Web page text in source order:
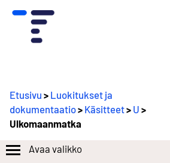
Etusivu > Luokitukset ja
dokumentaatio> Käsitteet> U >
Ulkomaanmatka
Avaa valikko